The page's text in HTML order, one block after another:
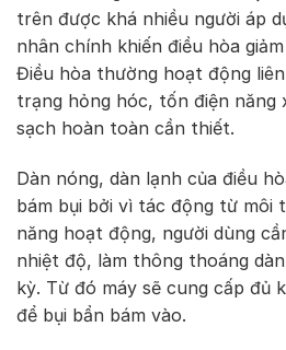
trên được khá nhiều người áp
nhân chính khiến điều hòa
Điều hòa thường hoạt động
trạng hỏng hóc, tốn điện năng
sạch hoàn toàn cần thiết.
Dàn nóng, dàn lạnh của điều
bám bụi bởi vì tác động từ môi
năng hoạt động, người dùng
nhiệt độ, làm thông thoáng
kỳ. Từ đó máy sẽ cung cấp đủ
để bụi bẩn bám vào.